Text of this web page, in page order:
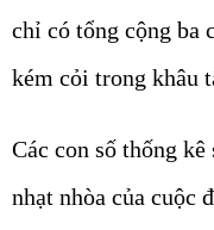
chỉ có tổng cộng ba
kém cỏi trong khâu
Các con số thống
nhạt nhòa của cuộc